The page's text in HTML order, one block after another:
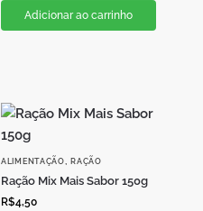
Adicionar ao carrinho
ALIMENTAÇÃO,RAÇÃO
Ração Mix Mais Sabor 150g
R$4,50